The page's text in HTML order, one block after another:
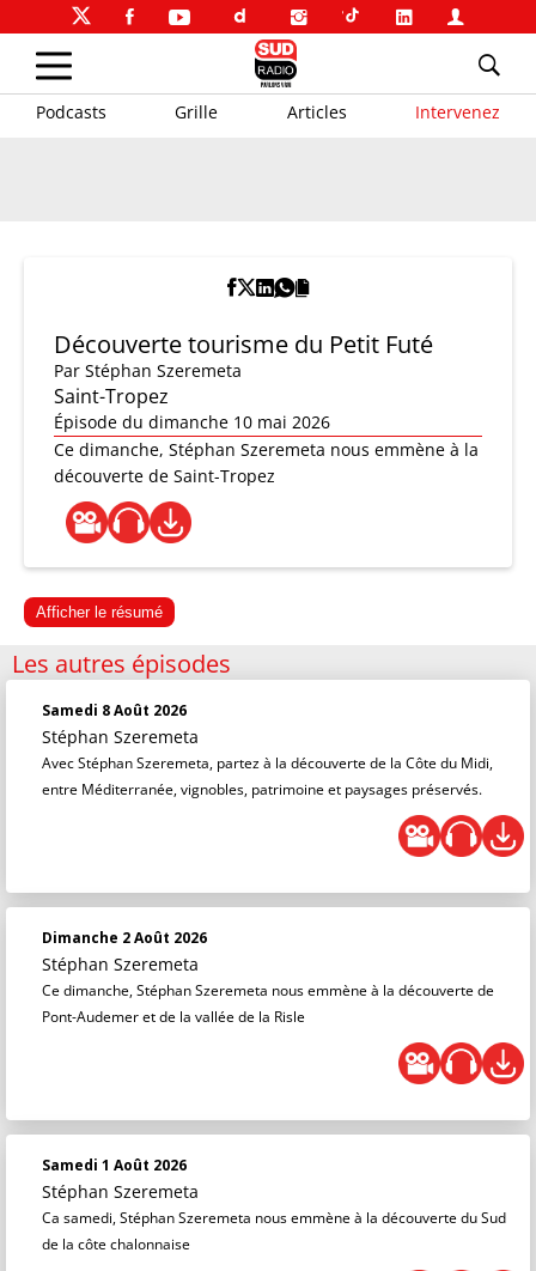
Podcasts Grille Articles Intervenez
Découverte tourisme du Petit Futé
Par Stéphan Szeremeta
Saint-Tropez
Épisode du dimanche 10 mai 2026
Ce dimanche, Stéphan Szeremeta nous emmène à la
découverte de Saint-Tropez
Afficher le résumé
Les autres épisodes
Samedi 8 Août 2026
Stéphan Szeremeta
Avec Stéphan Szeremeta, partez à la découverte de la Côte du Midi,
entre Méditerranée, vignobles, patrimoine et paysages préservés.
Dimanche 2 Août 2026
Stéphan Szeremeta
Ce dimanche, Stéphan Szeremeta nous emmène à la découverte de
Pont-Audemer et de la vallée de la Risle
Samedi 1 Août 2026
Stéphan Szeremeta
Ca samedi, Stéphan Szeremeta nous emmène à la découverte du Sud
de la côte chalonnaise